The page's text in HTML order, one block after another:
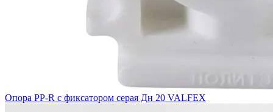
Опора PP-R с фиксатором серая Дн 20 VALFEX